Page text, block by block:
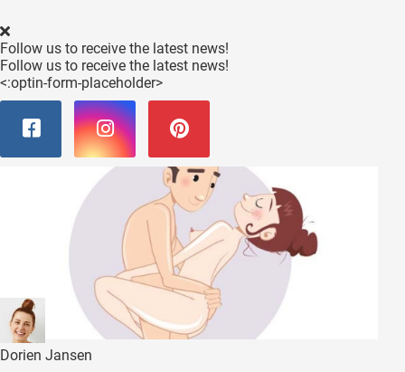
Follow us to receive the latest news!
Follow us to receive the latest news!
<:optin-form-placeholder>
Dorien Jansen